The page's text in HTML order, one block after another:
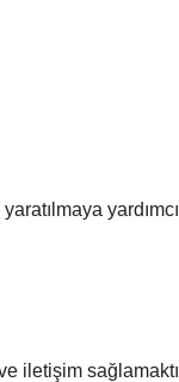
iletişim